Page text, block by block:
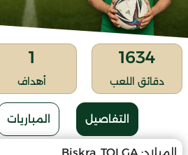
1634
دقائق اللعب
1
أهداف
التفاصيل المباريات
الميلاد: Biskra, TOLGA